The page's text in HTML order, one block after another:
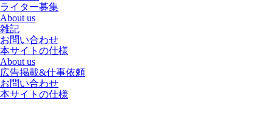
ライター募集
About us
雑記
お問い合わせ
本サイトの仕様
About us
広告掲載&仕事依頼
お問い合わせ
本サイトの仕様